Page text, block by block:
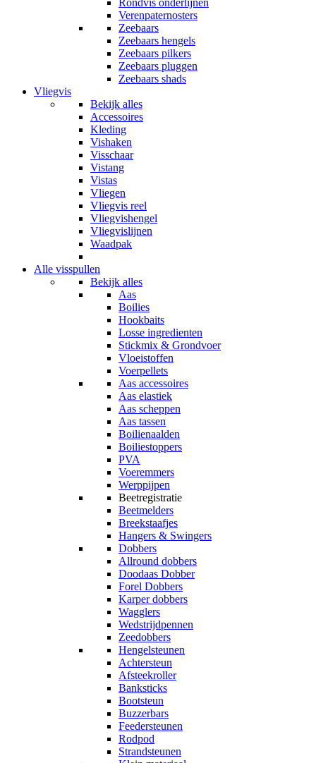
Rondvis onderlijnen
Verenpaternosters
Zeebaars
Zeebaars hengels
Zeebaars pilkers
Zeebaars pluggen
Zeebaars shads
Vliegvis
Bekijk alles
Accessoires
Kleding
Vishaken
Visschaar
Vistang
Vistas
Vliegen
Vliegvis reel
Vliegvishengel
Vliegvislijnen
Waadpak
Alle visspullen
Bekijk alles
Aas
Boilies
Hookbaits
Losse ingredienten
Stickmix & Grondvoer
Vloeistoffen
Voerpellets
Aas accessoires
Aas elastiek
Aas scheppen
Aas tassen
Boilienaalden
Boiliestoppers
PVA
Voeremmers
Werppijpen
Beetregistratie
Beetmelders
Breekstaafjes
Hangers & Swingers
Dobbers
Allround dobbers
Doodaas Dobber
Forel Dobbers
Karper dobbers
Wagglers
Wedstrijdpennen
Zeedobbers
Hengelsteunen
Achtersteun
Afsteekroller
Banksticks
Bootsteun
Buzzerbars
Feedersteunen
Rodpod
Strandsteunen